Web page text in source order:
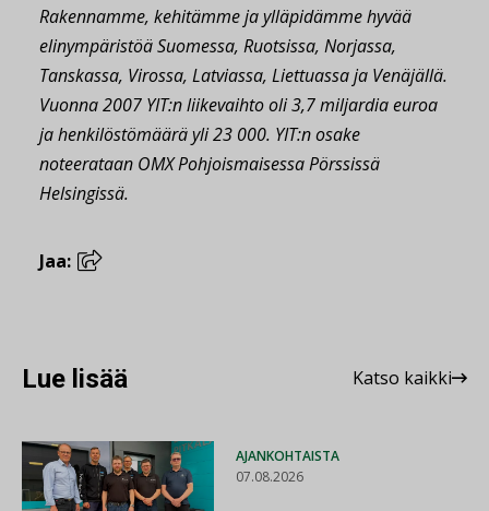
Rakennamme, kehitämme ja ylläpidämme hyvää
elinympäristöä Suomessa, Ruotsissa, Norjassa,
Tanskassa, Virossa, Latviassa, Liettuassa ja Venäjällä.
Vuonna 2007 YIT:n liikevaihto oli 3,7 miljardia euroa
ja henkilöstömäärä yli 23 000. YIT:n osake
noteerataan OMX Pohjoismaisessa Pörssissä
Helsingissä.
Jaa:
Lue lisää Katso kaikki
AJANKOHTAISTA
07.08.2026